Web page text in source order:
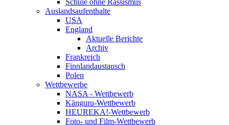
Schule ohne Rassismus
Auslandsaufenthalte
USA
England
Aktuelle Berichte
Archiv
Frankreich
Finnlandaustausch
Polen
Wettbewerbe
NASA - Wettbewerb
Känguru-Wettbewerb
HEUREKA!-Wettbewerb
Foto- und Film-Wettbewerb